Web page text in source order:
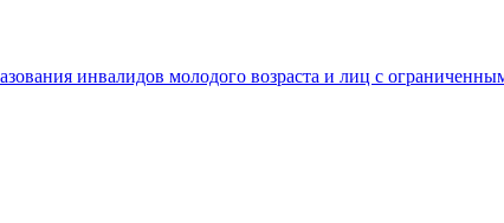
инвалидов молодого возраста и лиц с